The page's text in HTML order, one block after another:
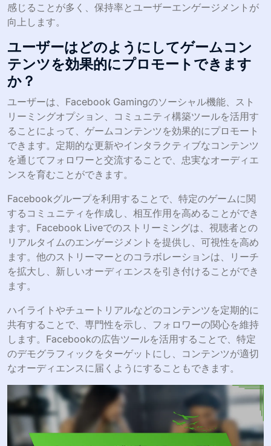
感じることが多く、保持率とユーザーエンゲージメントが
向上します。
ユーザーはどのようにしてゲームコン
テンツを効果的にプロモートできます
か？
ユーザーは、Facebook Gamingのソーシャル機能、スト
リーミングオプション、コミュニティ構築ツールを活用す
ることによって、ゲームコンテンツを効果的にプロモート
できます。定期的な更新やインタラクティブなコンテンツ
を通じてフォロワーと交流することで、忠実なオーディエ
ンスを育むことができます。
Facebookグループを利用することで、特定のゲームに関
するコミュニティを作成し、相互作用を高めることができ
ます。Facebook Liveでのストリーミングは、視聴者との
リアルタイムのエンゲージメントを提供し、可視性を高め
ます。他のストリーマーとのコラボレーションは、リーチ
を拡大し、新しいオーディエンスを引き付けることができ
ます。
ハイライトやチュートリアルなどのコンテンツを定期的に
共有することで、専門性を示し、フォロワーの関心を維持
します。Facebookの広告ツールを活用することで、特定
のデモグラフィックをターゲットにし、コンテンツが適切
なオーディエンスに届くようにすることもできます。